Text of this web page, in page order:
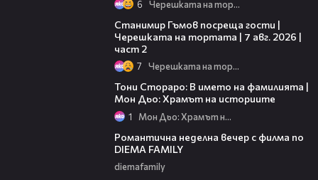
6 Черешката на тортата
Станимир Гъмов посреща гости |
Черешката на тортата | 7 авг. 2026 |
част 2
7 Черешката на тортата
Тони Стораро: В името на фамилията |
Мон Дьо: Храмът на историите
1 Мон Дьо: Храмът на историите
Романтична неделна вечер с филма по
DIEMA FAMILY
diemafamily